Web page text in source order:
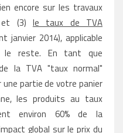
encore sur les travaux
et (3) le taux de TVA
janvier 2014), applicable
reste. En tant que
la TVA "taux normal"
partie de votre panier
les produits au taux
environ 60% de la
global sur le prix du